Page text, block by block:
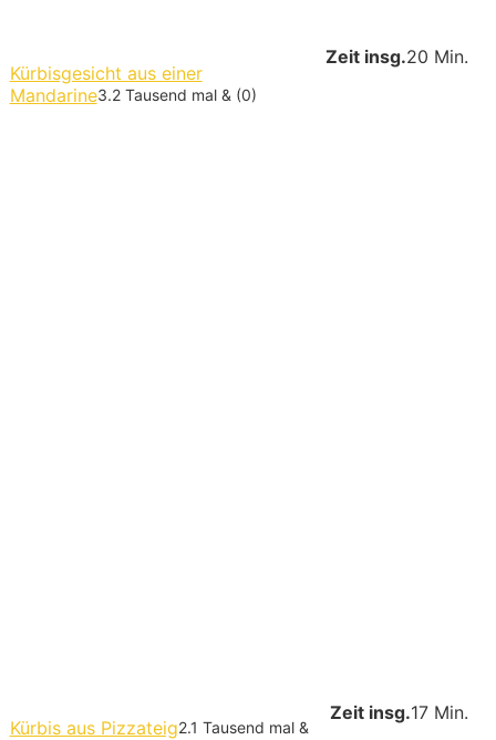
Zeit insg.20 Min.
Kürbisgesicht aus einer
Mandarine3.2 Tausend mal & (0)
Zeit insg.17 Min.
Kürbis aus Pizzateig2.1 Tausend mal &